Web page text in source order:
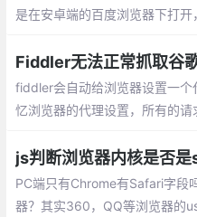
是在安卓端的百度浏览器下打
Fiddler无法正常抓取谷
fiddler会自动给浏览器设置一
忆浏览器的代理设置，所有的
统代理选项。即可解决问题。
js判断浏览器内核是否
PC端只有Chrome有Safari字段
器？其实360，QQ等浏览器的